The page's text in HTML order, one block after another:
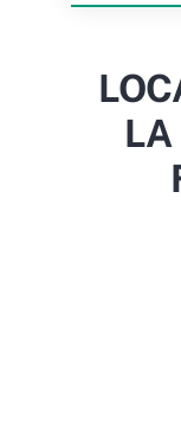
LA